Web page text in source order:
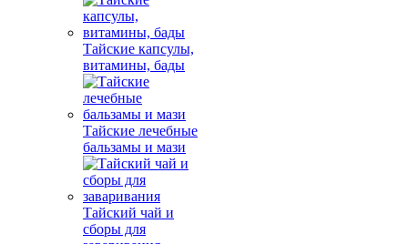
Тайские капсулы,
витамины, бады
Тайские лечебные
бальзамы и мази
Тайский чай и
сборы для